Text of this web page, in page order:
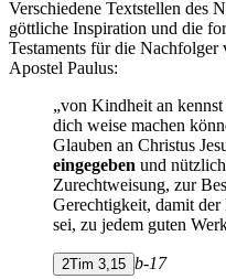
Verschiedene Textstellen des
göttliche Inspiration und die
Testaments für die Nachfolger
Apostel Paulus:
„von Kindheit an
dich weise machen
Glauben an Christus
eingegeben und
Zurechtweisung, zur
Gerechtigkeit, damit
sei, zu jedem guten
2Tim 3,15 b-17